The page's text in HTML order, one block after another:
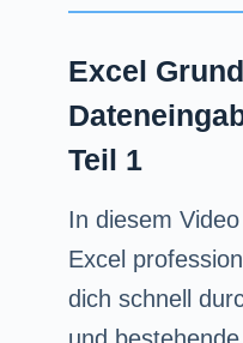
Excel
Teil 1
In diesem
Excel
dich schnell
und